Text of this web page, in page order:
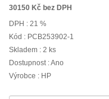
30150 Kč bez DPH
DPH : 21 %
Kód : PCB253902-1
Skladem : 2 ks
Dostupnost : Ano
Výrobce : HP